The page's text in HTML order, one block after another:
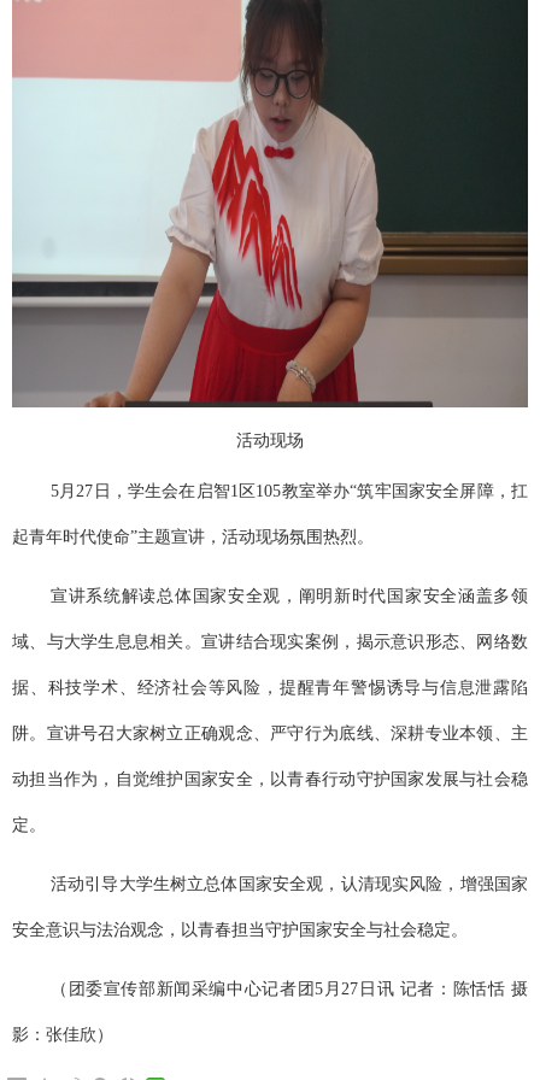
活动现场
5月27 日，学生会在启智1 区 105教室举办“筑牢国家安全屏障，扛
起青年时代使命”主题宣讲，活动现场氛围热烈。
宣讲系统解读总体国家安全观，阐明新时代国家安全涵盖多领
域、与大学生息息相关。宣讲结合现实案例，揭示意识形态、网络数
据、科技学术、经济社会等风险，提醒青年警惕诱导与信息泄露陷
阱。宣讲号召大家树立正确观念、严守行为底线、深耕专业本领、主
动担当作为，自觉维护国家安全，以青春行动守护国家发展与社会稳
定。
活动引导大学生树立总体国家安全观，认清现实风险，增强国家
安全意识与法治观念，以青春担当守护国家安全与社会稳定。
（团委宣传部新闻采编中心记者团5 月27 日讯 记者：陈恬恬 摄
影：张佳欣）